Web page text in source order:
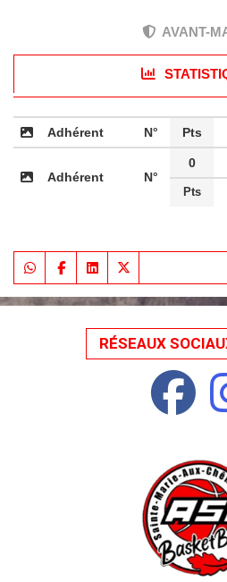
AVANT-
Adhérent N° Pts
Adhérent N°
0
Pts
RÉSEAUX